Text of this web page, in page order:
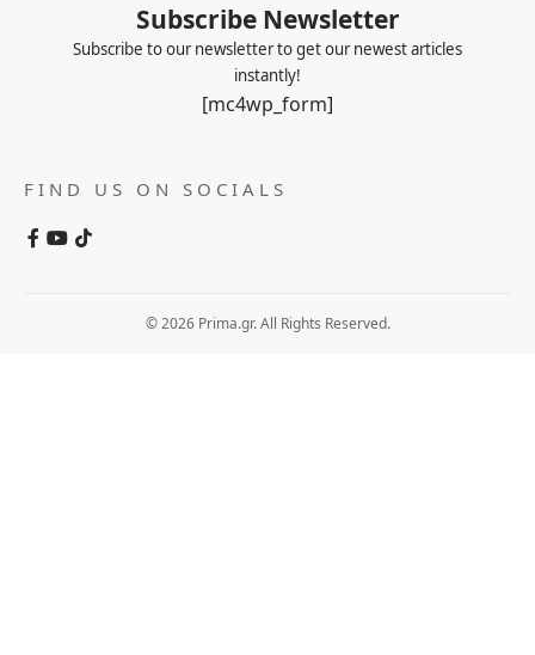
Subscribe Newsletter
Subscribe to our newsletter to get our newest articles
instantly!
[mc4wp_form]
FIND US ON SOCIALS
© 2026 Prima.gr. All Rights Reserved.